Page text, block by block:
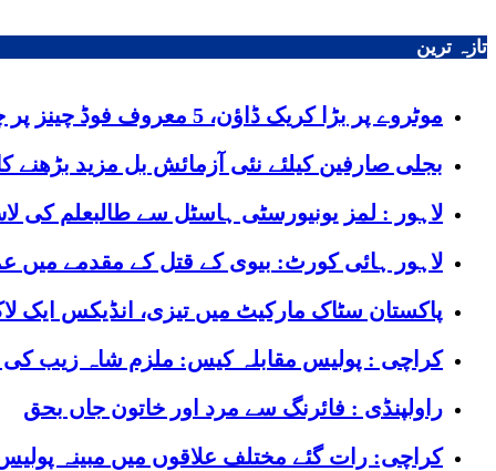
تازہ ترین
موٹروے پر بڑا کریک ڈاؤن، 5 معروف فوڈ چینز پر چھاپے
بجلی صارفین کیلئے نئی آزمائش بل مزید بڑھنے
لاہور : لمز یونیورسٹی ہاسٹل سے طالبعلم کی
لاہور ہائی کورٹ: بیوی کے قتل کے مقدمے میں
پاکستان سٹاک مارکیٹ میں تیزی، انڈیکس ایک لاکھ 81 ہزار پوائنٹس کی حد پر
کراچی : پولیس مقابلہ کیس: ملزم شاہ زیب
راولپنڈی : فائرنگ سے مرد اور خاتون جاں بحق
کراچی: رات گئے مختلف علاقوں میں مبینہ پولیس مقابلے، 8 زخمی سمیت 12